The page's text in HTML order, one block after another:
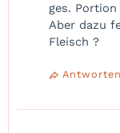
ges.
Aber dazu
Fleisch ?
Antworten